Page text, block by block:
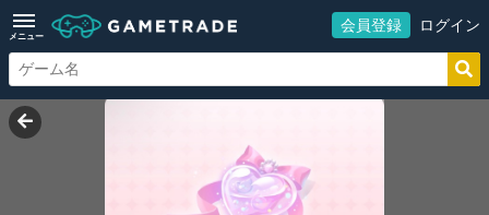
メニュー
会員登録 ログイン